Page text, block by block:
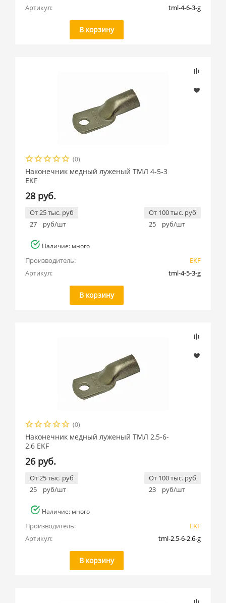
Артикул:
tml-4-6-3-g
В корзину
(0)
Наконечник медный луженый ТМЛ 4-5-3
EKF
28 руб.
От 25 тыс. руб
27
руб/шт
От 100 тыс. руб
25
руб/шт
Наличие: много
Производитель:
EKF
Артикул:
tml-4-5-3-g
В корзину
(0)
Наконечник медный луженый ТМЛ 2,5-6-
2,6 EKF
26 руб.
От 25 тыс. руб
25
руб/шт
От 100 тыс. руб
23
руб/шт
Наличие: много
Производитель:
EKF
Артикул:
tml-2.5-6-2.6-g
В корзину